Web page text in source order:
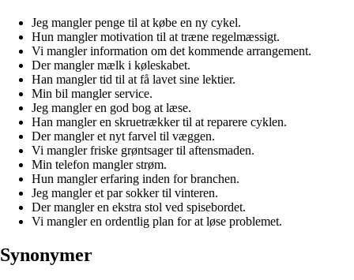
Jeg mangler penge til at købe en ny cykel.
Hun mangler motivation til at træne regelmæssigt.
Vi mangler information om det kommende arrangement.
Der mangler mælk i køleskabet.
Han mangler tid til at få lavet sine lektier.
Min bil mangler service.
Jeg mangler en god bog at læse.
Han mangler en skruetrækker til at reparere cyklen.
Der mangler et nyt farvel til væggen.
Vi mangler friske grøntsager til aftensmaden.
Min telefon mangler strøm.
Hun mangler erfaring inden for branchen.
Jeg mangler et par sokker til vinteren.
Der mangler en ekstra stol ved spisebordet.
Vi mangler en ordentlig plan for at løse problemet.
Synonymer